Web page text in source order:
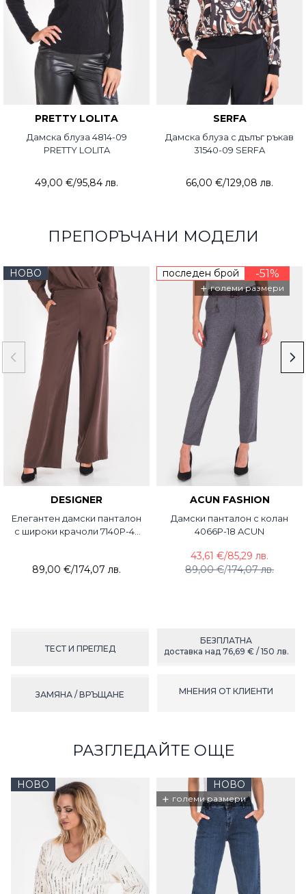
PRETTY LOLITA
Дамска блуза 4814-09
PRETTY LOLITA
49,00 €/95,84 лв.
SERFA
Дамска блуза с дълъг ръкав
31540-09 SERFA
66,00 €/129,08 лв.
ПРЕПОРЪЧАНИ МОДЕЛИ
НОВО
DESIGNER
Елегантен дамски панталон
с широки крачоли 7140P-45
89,00 €/174,07 лв.
последен брой -51%
+ големи размери
ACUN FASHION
Дамски панталон с колан
4066P-18 ACUN
89,00 €/174,07 лв.
43,61 €/85,29 лв.
ТЕСТ И ПРЕГЛЕД
БЕЗПЛАТНА
доставка над 76,69 € / 150 лв.
ЗАМЯНА / ВРЪЩАНЕ МНЕНИЯ ОТ КЛИЕНТИ
РАЗГЛЕДАЙТЕ ОЩЕ
НОВО НОВО
+ големи размери